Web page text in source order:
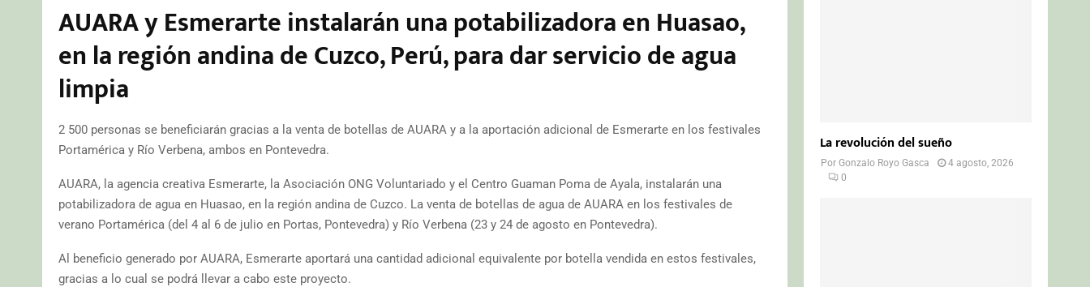
AUARA y Esmerarte instalarán una potabilizadora en Huasao,
en la región andina de Cuzco, Perú, para dar servicio de agua
limpia
2 500 personas se beneficiarán gracias a la venta de botellas de AUARA y a la aportación adicional de Esmerarte en los festivales
Portamérica y Río Verbena, ambos en Pontevedra.
AUARA, la agencia creativa Esmerarte, la Asociación ONG Voluntariado y el Centro Guaman Poma de Ayala, instalarán una
potabilizadora de agua en Huasao, en la región andina de Cuzco. La venta de botellas de agua de AUARA en los festivales de
verano Portamérica (del 4 al 6 de julio en Portas, Pontevedra) y Río Verbena (23 y 24 de agosto en Pontevedra).
Al beneficio generado por AUARA, Esmerarte aportará una cantidad adicional equivalente por botella vendida en estos festivales,
gracias a lo cual se podrá llevar a cabo este proyecto.
La revolución del sueño
PorGonzalo Royo Gasca
4 agosto, 2026
0